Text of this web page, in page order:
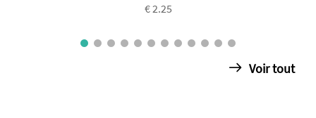
€ 2.25
Voir tout